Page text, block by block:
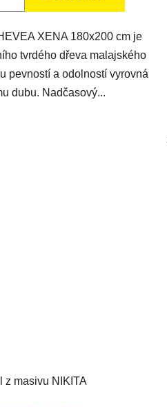
XENA 180x200 cm je
tvrdého dřeva malajského
pevností a odolností vyrovná
dubu. Nadčasový...
z masivu NIKITA